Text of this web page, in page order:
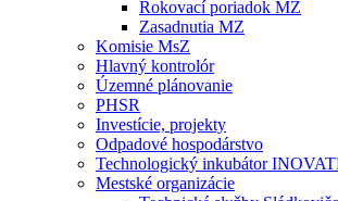
Rokovací poriadok MZ
Zasadnutia MZ
Komisie MsZ
Hlavný kontrolór
Územné plánovanie
PHSR
Investície, projekty
Odpadové hospodárstvo
Technologický inkubátor
Mestské organizácie